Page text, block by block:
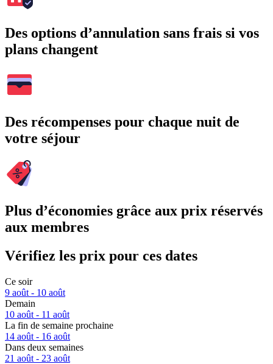
Des options d’annulation sans frais si vos
plans changent
Des récompenses pour chaque nuit de
votre séjour
Plus d’économies grâce aux prix réservés
aux membres
Vérifiez les prix pour ces dates
Ce soir
9 août - 10 août
Demain
10 août - 11 août
La fin de semaine prochaine
14 août - 16 août
Dans deux semaines
21 août - 23 août